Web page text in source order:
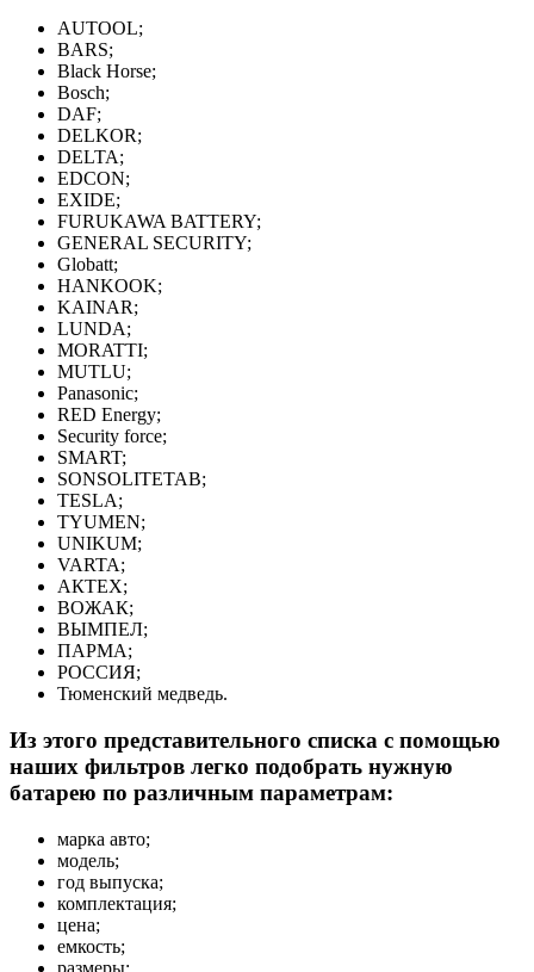
AUTOOL;
BARS;
Black Horse;
Bosch;
DAF;
DELKOR;
DELTA;
EDCON;
EXIDE;
FURUKAWA BATTERY;
GENERAL SECURITY;
Globatt;
HANKOOK;
KAINAR;
LUNDA;
MORATTI;
MUTLU;
Panasonic;
RED Energy;
Security force;
SMART;
SONSOLITETAB;
TESLA;
TYUMEN;
UNIKUM;
VARTA;
АКТЕХ;
ВОЖАК;
ВЫМПЕЛ;
ПАРМА;
РОССИЯ;
Тюменский медведь.
Из этого представительного списка с помощью
наших фильтров легко подобрать нужную
батарею по различным параметрам:
марка авто;
модель;
год выпуска;
комплектация;
цена;
емкость;
размеры;